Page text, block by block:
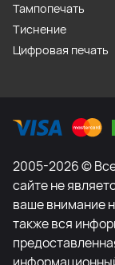
Тампопечать
Тиснение
Цифровая печать
2005-2026 ©
сайте не
ваше внимание
также вся